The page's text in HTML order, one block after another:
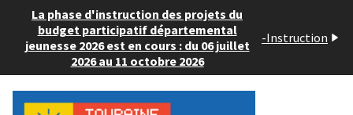
La phase d'instruction des projets du
budget participatif départemental
jeunesse 2026 est en cours : du 06 juillet
2026 au 11 octobre 2026
-Instruction